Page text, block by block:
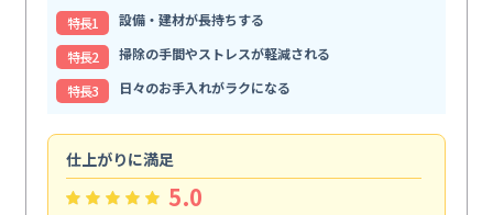
特⻑1
設備・建材が長持ちする
特⻑2
掃除の手間やストレスが軽減される
特⻑3
日々のお手入れがラクになる
仕上がりに満足
5.0